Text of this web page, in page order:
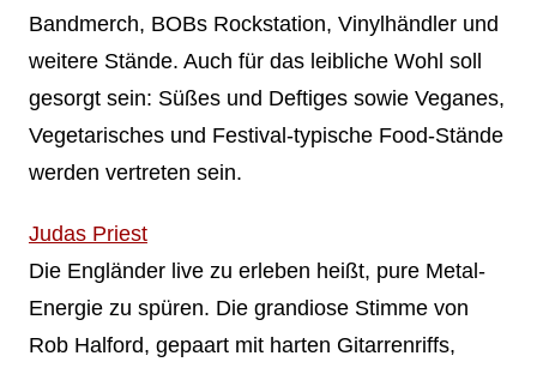
Bandmerch, BOBs Rockstation, Vinylhändler und
weitere Stände. Auch für das leibliche Wohl soll
gesorgt sein: Süßes und Deftiges sowie Veganes,
Vegetarisches und Festival-typische Food-Stände
werden vertreten sein.
Judas Priest
Die Engländer live zu erleben heißt, pure Metal-
Energie zu spüren. Die grandiose Stimme von
Rob Halford, gepaart mit harten Gitarrenriffs,